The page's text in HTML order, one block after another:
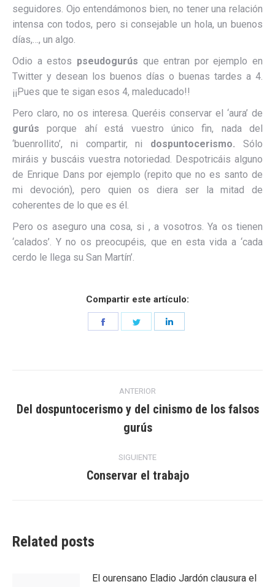
seguidores. Ojo entendámonos bien, no tener una relación
intensa con todos, pero si consejable un hola, un buenos
días,…, un algo.
Odio a estos pseudogurús que entran por ejemplo en
Twitter y desean los buenos días o buenas tardes a 4.
¡¡Pues que te sigan esos 4, maleducado!!
Pero claro, no os interesa. Queréis conservar el ‘aura’ de
gurús porque ahí está vuestro único fin, nada del
‘buenrollito’, ni compartir, ni dospuntocerismo. Sólo
miráis y buscáis vuestra notoriedad. Despotricáis alguno
de Enrique Dans por ejemplo (repito que no es santo de
mi devoción), pero quien os diera ser la mitad de
coherentes de lo que es él.
Pero os aseguro una cosa, si , a vosotros. Ya os tienen
‘calados’. Y no os preocupéis, que en esta vida a ‘cada
cerdo le llega su San Martín’.
Compartir este artículo:
Share
entre
ANTERIOR
anterior:
Del dospuntocerismo y del cinismo de los falsos
gurús
SIGUIENTE
Entrada
Conservar el trabajo
Related posts
El ourensano Eladio Jardón clausura el